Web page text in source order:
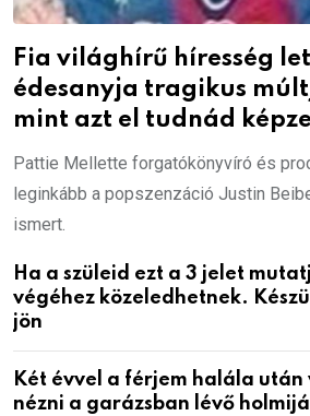
Fia világhírű híresség
édesanyja tragikus
mint azt el tudnád
Pattie Mellette forgatókönyvíró és
leginkább a popszenzáció Justin
ismert.
Ha a szüleid ezt a 3 jelet
végéhez közeledhetnek.
jön
Két évvel a férjem halála
nézni a garázsban lévő